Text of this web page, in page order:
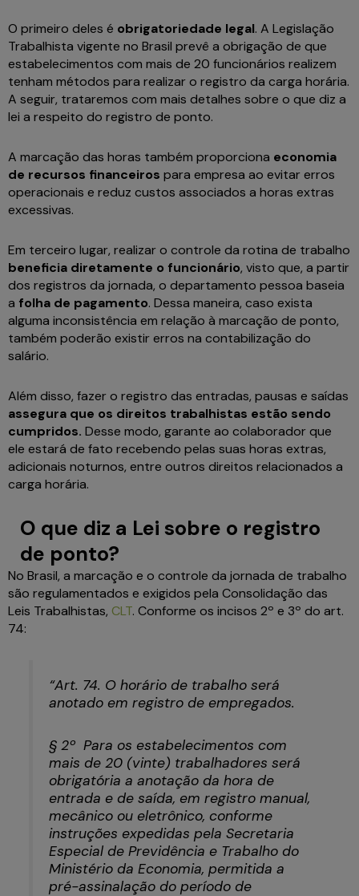
O primeiro deles é obrigatoriedade legal. A Legislação
Trabalhista vigente no Brasil prevê a obrigação de que
estabelecimentos com mais de 20 funcionários realizem
tenham métodos para realizar o registro da carga horária.
A seguir, trataremos com mais detalhes sobre o que diz a
lei a respeito do registro de ponto.
A marcação das horas também proporciona economia
de recursos financeiros para empresa ao evitar erros
operacionais e reduz custos associados a horas extras
excessivas.
Em terceiro lugar, realizar o controle da rotina de trabalho
beneficia diretamente o funcionário, visto que, a partir
dos registros da jornada, o departamento pessoa baseia
a folha de pagamento. Dessa maneira, caso exista
alguma inconsistência em relação à marcação de ponto,
também poderão existir erros na contabilização do
salário.
Além disso, fazer o registro das entradas, pausas e saídas
assegura que os direitos trabalhistas estão sendo
cumpridos. Desse modo, garante ao colaborador que
ele estará de fato recebendo pelas suas horas extras,
adicionais noturnos, entre outros direitos relacionados a
carga horária.
O que diz a Lei sobre o registro
de ponto?
No Brasil, a marcação e o controle da jornada de trabalho
são regulamentados e exigidos pela Consolidação das
Leis Trabalhistas, CLT. Conforme os incisos 2º e 3º do art.
74:
“Art. 74. O horário de trabalho será
anotado em registro de empregados.
§ 2º Para os estabelecimentos com
mais de 20 (vinte) trabalhadores será
obrigatória a anotação da hora de
entrada e de saída, em registro manual,
mecânico ou eletrônico, conforme
instruções expedidas pela Secretaria
Especial de Previdência e Trabalho do
Ministério da Economia, permitida a
pré-assinalação do período de